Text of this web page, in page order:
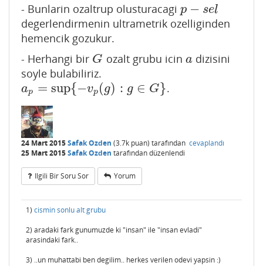
- Bunlarin ozaltrup olusturacagi p − sel
p −sel
degerlendirmenin ultrametrik ozelliginden
hemencik gozukur.
- Herhangi bir G
G ozalt grubu icin a
adizisini
soyle bulabiliriz.
ap = sup{−vp (g) : g ∈ G}
ap =sup{−vp(g):g∈G } .
24 Mart 2015Safak Ozden (3.7k puan) tarafından cevaplandı
25 Mart 2015Safak Ozden tarafındandüzenlendi
Ilgili Bir Soru Sor Yorum
1) cismin sonlu alt grubu
2) aradaki fark gunumuzde ki "insan" ile "insan evladi"
arasindaki fark..
3) ..un muhattabi ben degilim.. herkes verilen odevi yapsin :)